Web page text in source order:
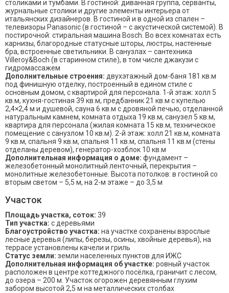
столиками и тумбами. В гостиной: диванная группа, серванты,
журнальные столики и другие элементы интерьера от
итальянских дизайнеров. В гостиной и в одной из спален –
телевизоры Panasonic (в гостиной – с акустической системой). В
постирочной: стиральная машина Bosch. Во всех комнатах есть
карнизы, благородные статусные шторы, люстры, настенные
бра, встроенные светильники. В санузлах – сантехника
Villeroy&Boch (в старинном стиле), в том числе джакузи с
гидромассажем
Дополнительные строения: двухэтажный дом-баня 181 кв.м
под финишную отделку, построенный в едином стиле с
основным домом, с квартирой для персонала. 1-й этаж: холл 5
кв.м, кухня-гостиная 39 кв.м, предбанник 21 кв.м с купелью
2,4×2,4 м и душевой, сауна 6 кв.м с дровяной печью, отделанной
натуральным камнем, комната отдыха 19 кв.м, санузел 5 кв.м,
квартира для персонала (жилая комната 15 кв.м, техническое
помещение с санузлом 10 кв.м). 2-й этаж: холл 21 кв.м, комната
9 кв.м, спальня 9 кв.м, спальня 11 кв.м, спальня 11 кв.м (стены
отделаны деревом), генератор-хозблок 10 кв.м
Дополнительная информация о доме: фундамент –
железобетонный монолитный ленточный, перекрытия –
монолитные железобетонные. Высота потолков: в гостиной со
вторым светом – 5,5 м, на 2-м этаже – до 3,5 м
Участок
Площадь участка, соток: 39
Тип участка: с деревьями
Благоустройство участка: на участке сохранены взрослые
лесные деревья (липы, березы, осины, хвойные деревья), на
террасе установлены качели и гриль
Статус земли: земли населенных пунктов для ИЖС
Дополнительная информация об участке: ровный участок
расположен в центре коттеджного посёлка, граничит с лесом,
до озера – 200 м. Участок огорожен деревянным глухим
забором высотой 2,5 м на металлических столбах